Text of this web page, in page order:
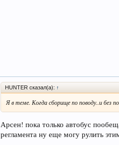
HUNTER сказал(а): ↑
Я в теме. Когда сборище по поводу..и без
Арсен! пока только автобус
регламента ну еще могу рулить